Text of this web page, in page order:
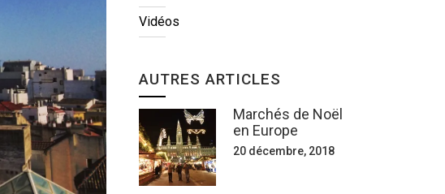
Vidéos
AUTRES ARTICLES
Marchés de Noël
en Europe
20 décembre, 2018